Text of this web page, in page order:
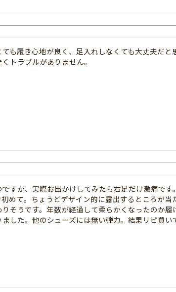
も履き心地が良く、足入れしなくても大丈夫だと
トラブルがありません。
すが、実際お出かけしてみたら右足だけ激痛で
めて。ちょうどデザイン的に露出するところが当
そうです。年数が経過して柔らかくなったのか
した。他のシューズには無い弾力。結果リピ買い